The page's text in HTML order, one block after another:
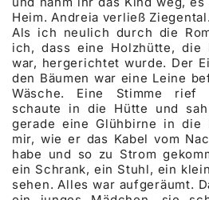
Heim. Andreia verließ Ziegental.
Als ich neulich durch die
ich, dass eine Holzhütte, die
war, hergerichtet wurde. Der
den Bäumen war eine Leine
Wäsche. Eine Stimme rief
schaute in die Hütte und
gerade eine Glühbirne in die
mir, wie er das Kabel vom
habe und so zu Strom
ein Schrank, ein Stuhl, ein
sehen. Alles war aufgeräumt.